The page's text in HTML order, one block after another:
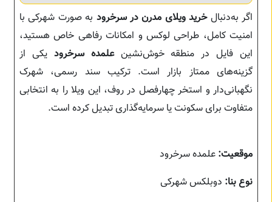
اگر به‌دنبالخرید ویلای مدرن در سرخرود به صورت شهرکی با
امنیت کامل، طراحی لوکس و امکانات رفاهی خاص هستید،
این فایل در منطقه خوش‌نشینعلمده سرخرود یکی از
گزینه‌های ممتاز بازار است. ترکیب سند رسمی، شهرک
نگهبانی‌دار و استخر چهارفصل در روف، این ویلا را به انتخابی
متفاوت برای سکونت یا سرمایه‌گذاری تبدیل کرده است.
موقعیت: علمده سرخرود
نوع بنا: دوبلکس شهرکی